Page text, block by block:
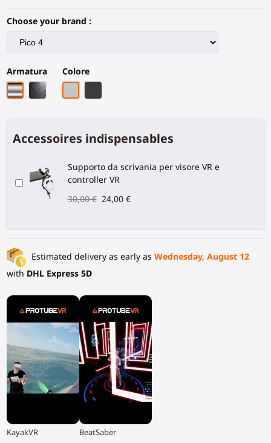
Choose your brand :
Armatura
Armatura cromata
Fibra di carbonio nera
Colore
Accessoires indispensables
Supporto da scrivania per visore VR e
controller VR
30,00 € 24,00 €
Estimated delivery as early as Wednesday, August 12
with DHL Express 5D
▶
KayakVR ▶
BeatSaber